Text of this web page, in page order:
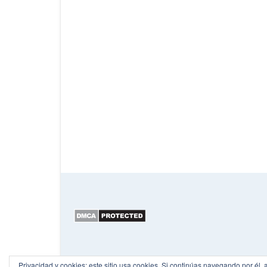
Privacidad y cookies: este sitio usa cookies. Si continúas navegando por él,